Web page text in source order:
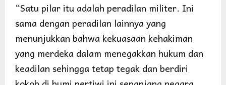
“Satu pilar itu adalah peradilan militer. Ini
sama dengan peradilan lainnya yang
menunjukkan bahwa kekuasaan kehakiman
yang merdeka dalam menegakkan hukum dan
keadilan sehingga tetap tegak dan berdiri